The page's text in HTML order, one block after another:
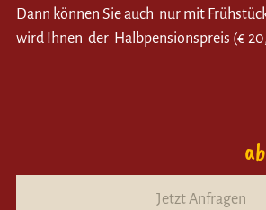
Dann können Sie auch nur mit
wird Ihnen der Halbpensionspreis (€
Jetzt Anfragen